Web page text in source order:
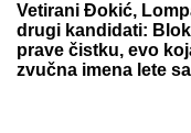
Vetirani Đokić,
drugi kandidati:
prave čistku, evo
zvučna imena lete